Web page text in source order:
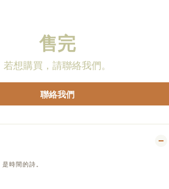
售完
若想購買，請聯絡我們。
聯絡我們
時間的詩。